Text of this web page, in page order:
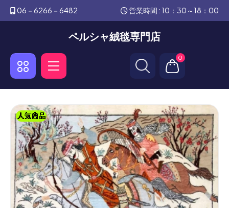
06－6266－6482 営業時間 : 10：30～18：00
ペルシャ絨毯専門店
0